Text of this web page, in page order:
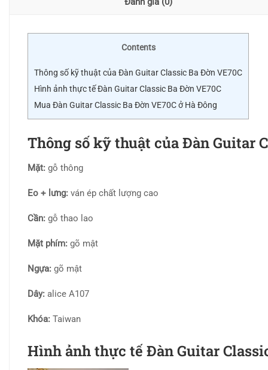
Contents
Thông số kỹ thuật của Đàn Guitar Classic Ba Đờn VE70C
Hình ảnh thực tế Đàn Guitar Classic Ba Đờn VE70C
Mua Đàn Guitar Classic Ba Đờn VE70C ở Hà Đông
Thông số kỹ thuật của Đàn Guitar
Mặt: gỗ thông
Eo + lưng: ván ép chất lượng cao
Cần: gỗ thao lao
Mặt phím: gõ mật
Ngựa: gõ mật
Dây: alice A107
Khóa: Taiwan
Hình ảnh thực tế Đàn Guitar